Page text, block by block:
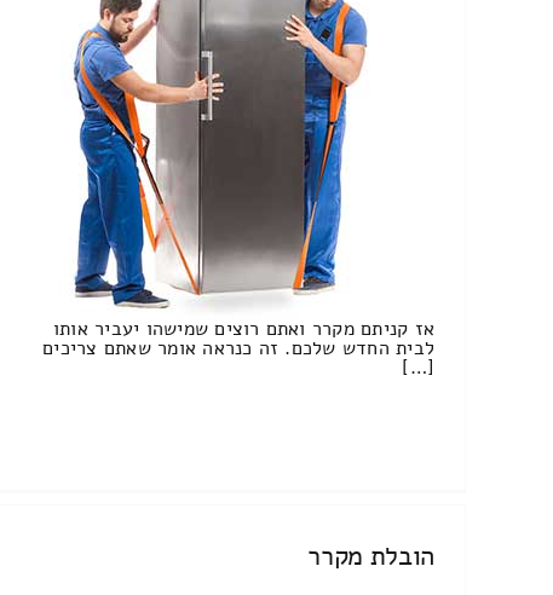
אז קניתם מקרר ואתם רוצים שמישהו יעביר אותו
לבית החדש שלכם. זה כנראה אומר שאתם צריכים
[…]
הובלת מקרר